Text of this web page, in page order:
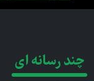
چند رسانه ای